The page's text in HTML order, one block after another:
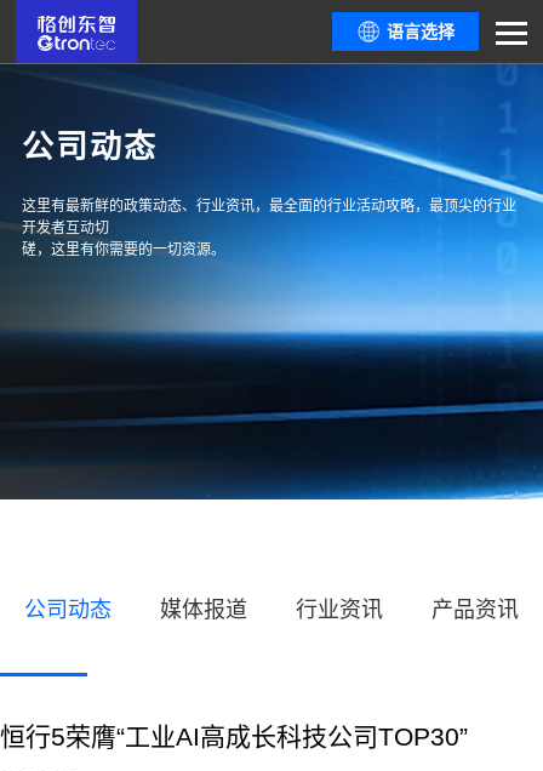
语言选择
公司动态
这里有最新鲜的政策动态、行业资讯，最全面的行业活动攻略，最顶尖的行业
开发者互动切
磋，这里有你需要的一切资源。
公司动态 媒体报道 行业资讯 产品资讯
恒行5荣膺“工业AI高成长科技公司TOP30”